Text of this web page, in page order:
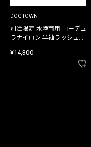
DOGTOWN
別注限定 水陸両用 コーデュ
ラナイロン 半袖ラッシュガ
¥14,300